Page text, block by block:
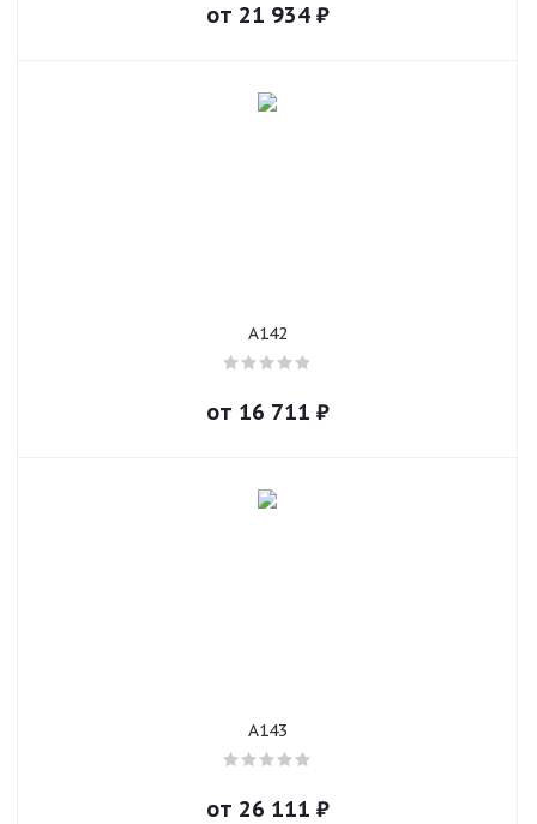
от 21 934₽
A142
от 16 711 ₽
A143
от 26 111 ₽